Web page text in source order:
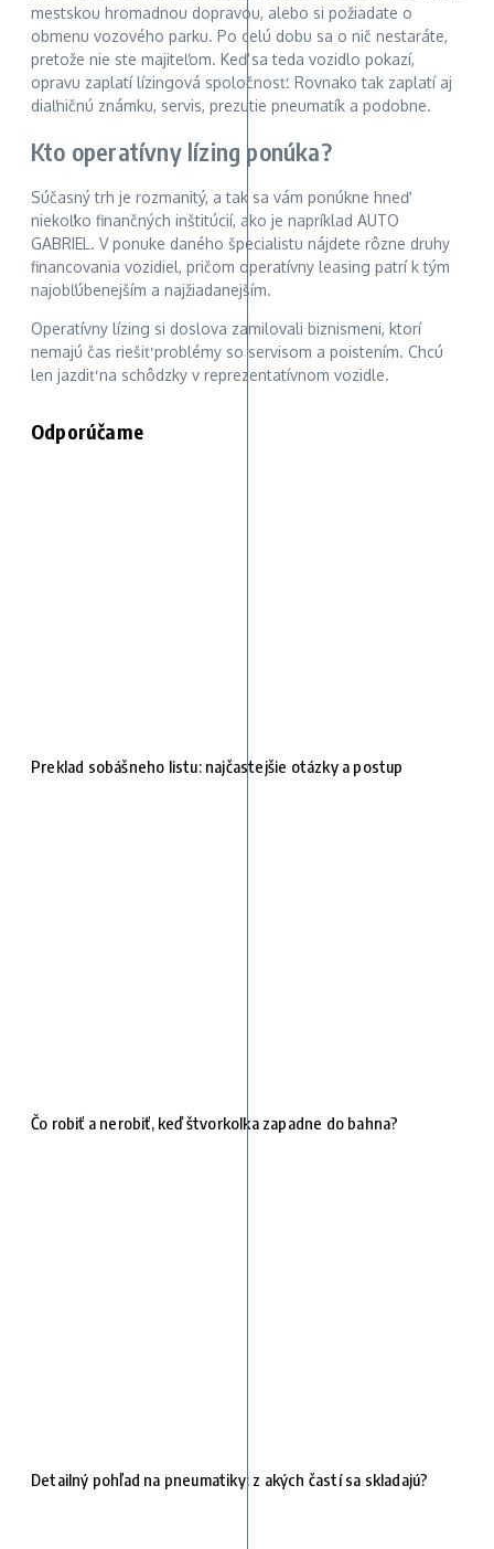
mestskou hromadnou dopravou, alebo si požiadate o
obmenu vozového parku. Po celú dobu sa o nič nestaráte,
pretože nie ste majiteľom. Keď sa teda vozidlo pokazí,
opravu zaplatí lízingová spoločnosť. Rovnako tak zaplatí aj
diaľničnú známku, servis, prezutie pneumatík a podobne.
Kto operatívny lízing ponúka?
Súčasný trh je rozmanitý, a tak sa vám ponúkne hneď
niekoľko finančných inštitúcií, ako je napríklad AUTO
GABRIEL. V ponuke daného špecialistu nájdete rôzne druhy
financovania vozidiel, pričom operatívny leasing patrí k tým
najobľúbenejším a najžiadanejším.
Operatívny lízing si doslova zamilovali biznismeni, ktorí
nemajú čas riešiť problémy so servisom a poistením. Chcú
len jazdiť na schôdzky v reprezentatívnom vozidle.
Odporúčame
Preklad sobášneho listu: najčastejšie otázky a postup
Čo robiť a nerobiť, keď štvorkolka zapadne do bahna?
Detailný pohľad na pneumatiky: z akých častí sa skladajú?